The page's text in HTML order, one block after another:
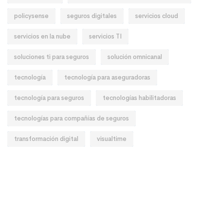
policysense seguros digitales servicios cloud
servicios en la nube servicios TI
soluciones ti para seguros solución omnicanal
tecnología tecnología para aseguradoras
tecnología para seguros tecnologías habilitadoras
tecnologías para compañías de seguros
transformación digital visualtime